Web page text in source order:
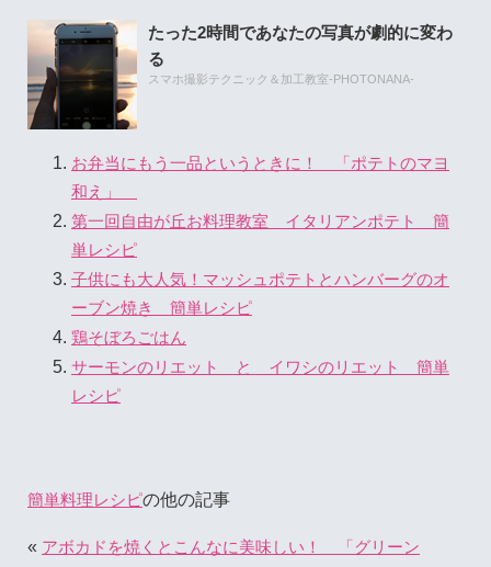
たった2時間であなたの写真が劇的に変わ
る
スマホ撮影テクニック＆加工教室-PHOTONANA-
お弁当にもう一品というときに！ 「ポテトのマヨ
和え」
第一回自由が丘お料理教室 イタリアンポテト 簡
単レシピ
子供にも大人気！マッシュポテトとハンバーグのオ
ーブン焼き 簡単レシピ
鶏そぼろごはん
サーモンのリエット と イワシのリエット 簡単
レシピ
簡単料理レシピの他の記事
« アボカドを焼くとこんなに美味しい！ 「グリーン